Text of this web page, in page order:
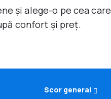
și alege-o pe cea
confort și preț.
Scor general